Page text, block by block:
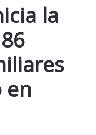
la
en